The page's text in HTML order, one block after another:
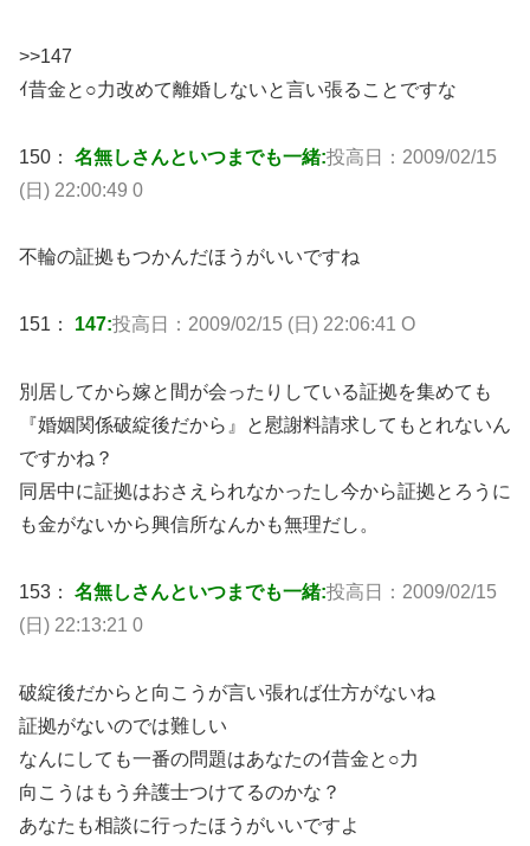
>>147
ｲ昔金と○力改めて離婚しないと言い張ることですな
150： 名無しさんといつまでも一緒:投高日：2009/02/15
(日) 22:00:49 0
不輪の証拠もつかんだほうがいいですね
151： 147:投高日：2009/02/15 (日) 22:06:41 O
別居してから嫁と間が会ったりしている証拠を集めても
『婚姻関係破綻後だから』と慰謝料請求してもとれないん
ですかね？
同居中に証拠はおさえられなかったし今から証拠とろうに
も金がないから興信所なんかも無理だし。
153： 名無しさんといつまでも一緒:投高日：2009/02/15
(日) 22:13:21 0
破綻後だからと向こうが言い張れば仕方がないね
証拠がないのでは難しい
なんにしても一番の問題はあなたのｲ昔金と○力
向こうはもう弁護士つけてるのかな？
あなたも相談に行ったほうがいいですよ